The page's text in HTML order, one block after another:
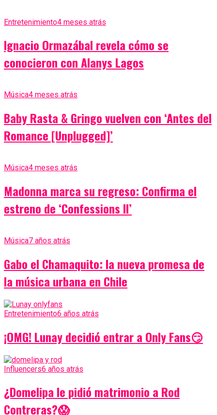
Entretenimiento4 meses atrás
Ignacio Ormazábal revela cómo se
conocieron con Alanys Lagos
Música4 meses atrás
Baby Rasta & Gringo vuelven con ‘Antes del
Romance [Unplugged]’
Música4 meses atrás
Madonna marca su regreso: Confirma el
estreno de ‘Confessions II’
Música7 años atrás
Gabo el Chamaquito: la nueva promesa de
la música urbana en Chile
Entretenimiento6 años atrás
¡OMG! Lunay decidió entrar a Only Fans😏
Influencers6 años atrás
¿Domelipa le pidió matrimonio a Rod
Contreras?😱